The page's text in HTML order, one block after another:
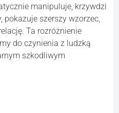
manipuluje, krzywdzi
pokazuje szerszy wzorzec,
Ta rozróżnienie
do czynienia z ludzką
szkodliwym